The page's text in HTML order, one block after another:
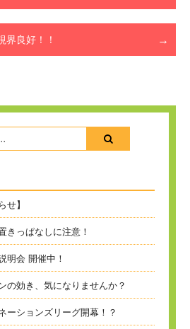
界良好！！
せ】
きっぱなしに注意！
明会 開催中！
の効き、気になりませんか？
ーションズリーグ開幕！？